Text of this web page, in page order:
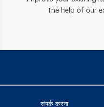
the help of our
संपर्क करना